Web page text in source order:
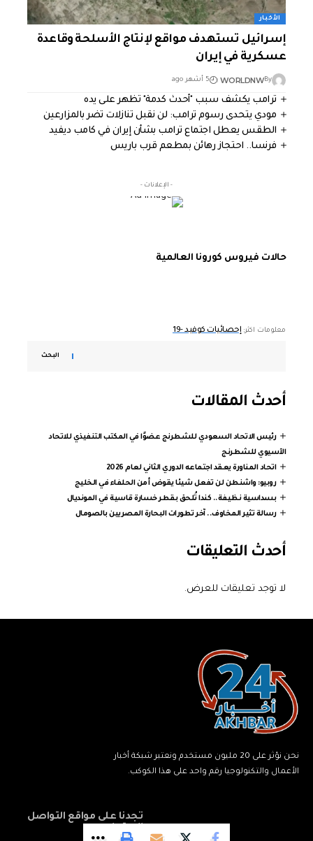
الأخبار
إسرائيل تستهدف مواقع لإنتاج الأسلحة وقاعدة
عسكرية في إيران
By
WORLDNW 5 أشهر ago
ترامب يكشف سبب "أحدث كدمة" تظهر على يده
مودي يتحدى رسوم ترامب: لن نقبل تنازلات تضر بالمزارعين
الطقس يعطل اجتماع ترامب بشأن إيران في كامب ديفيد
فرنسا.. احتجاز رهائن بمطعم قرب باريس
- الإعلانات -
حالات فيروس كورونا العالمية
معلومات اكثر: إحصائيات كوفيد -19
البحث
أحدث المقالات
رئيس الاتحاد السعودي للشطرنج عضوًا في المكتب التنفيذي للاتحاد
الآسيوي للشطرنج
اتحاد المناورة يعقد اجتماعه الدوري الثاني لعام 2026
روبيو: واشنطن لن تفعل شيئا يقوض أمن الحلفاء في الخليج
بسداسية نظيفة.. كندا تُلحق بقطر خسارة قاسية في المونديال
رسالة تثير المخاوف.. آخر تطورات البحارة المصريين بالصومال
أحدث التعليقات
لا توجد تعليقات للعرض.
نحن نؤثر على 20 مليون مستخدم ونعتبر شبكة أخبار
الأعمال والتكنولوجيا رقم واحد على هذا الكوكب.
تجدنا على مواقع التواصل